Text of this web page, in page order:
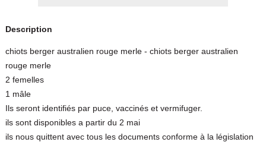
Description
chiots berger australien rouge merle - chiots berger australien
rouge merle
2 femelles
1 mâle
Ils seront identifiés par puce, vaccinés et vermifuger.
ils sont disponibles a partir du 2 mai
ils nous quittent avec tous les documents conforme à la législation